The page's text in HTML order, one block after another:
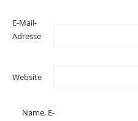
E-Mail-
Adresse
Website
Name, E-